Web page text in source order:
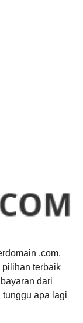
.com,
terbaik
dari
tunggu apa lagi